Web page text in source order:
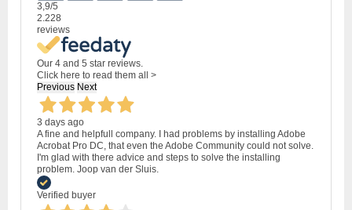
3,9/5
2.228
reviews
Our 4 and 5 star reviews.
Click here to read them all >
Previous Next
3 days ago
A fine and helpfull company. I had problems by installing Adobe
Acrobat Pro DC, that even the Adobe Community could not solve.
I'm glad with there advice and steps to solve the installing
problem. Joop van der Sluis.
Verified buyer